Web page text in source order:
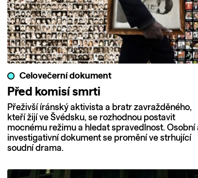
Celovečerní dokument
Před komisí smrti
Přeživší íránský aktivista a bratr zavražděného,
kteří žijí ve Švédsku, se rozhodnou postavit
mocnému režimu a hledat spravedlnost. Osobní
investigativní dokument se promění ve strhující
soudní drama.